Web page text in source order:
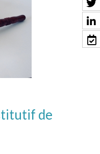
de